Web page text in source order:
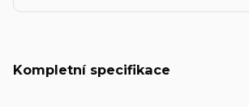
Kompletní specifikace